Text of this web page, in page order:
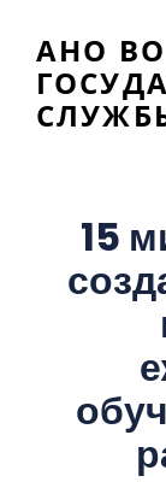
АНО
15